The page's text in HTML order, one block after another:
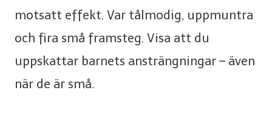
motsatt effekt. Var tålmodig, uppmuntra
och fira små framsteg. Visa att du
uppskattar barnets ansträngningar – även
när de är små.